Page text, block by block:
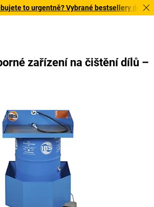
to urgentně? Vybrané bestsellery
zařízení na čištění dílů –